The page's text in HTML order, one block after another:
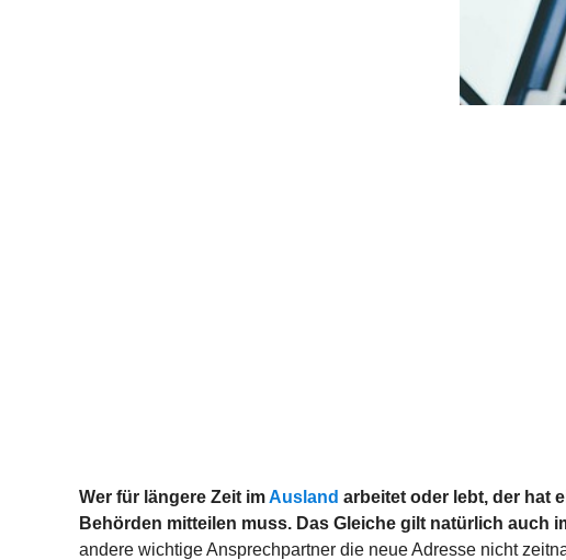
Wer für längere Zeit imAusland arbeitet oder lebt, der hat
Behörden mitteilen muss. Das Gleiche gilt natürlich auch
andere wichtige Ansprechpartner die neue Adresse nicht